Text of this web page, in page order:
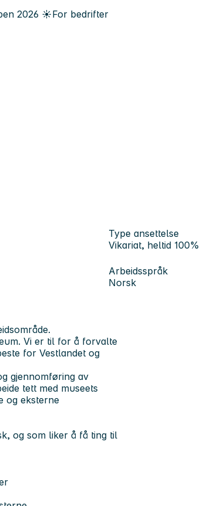
2026 ☀️For bedrifter
Type ansettelse
Vikariat, heltid 100%
Arbeidsspråk
Norsk
Vi er til for å forvalte
for Vestlandet og
gjennomføring av
tett med museets
og eksterne
og som liker å få ting til